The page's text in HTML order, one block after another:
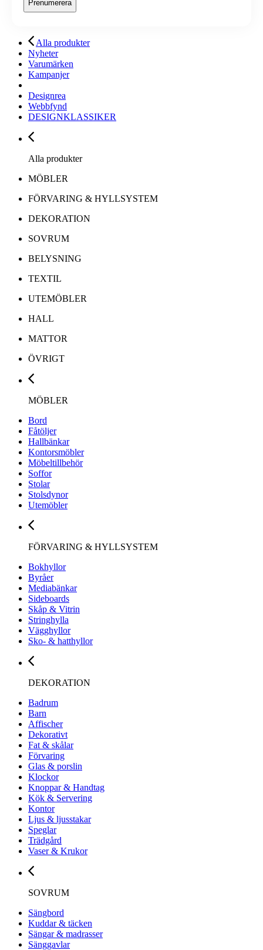
Alla produkter
Nyheter
Varumärken
Kampanjer
Designrea
Webbfynd
DESIGNKLASSIKER
Alla produkter
MÖBLER
FÖRVARING & HYLLSYSTEM
DEKORATION
SOVRUM
BELYSNING
TEXTIL
UTEMÖBLER
HALL
MATTOR
ÖVRIGT
MÖBLER
Bord
Fåtöljer
Hallbänkar
Kontorsmöbler
Möbeltillbehör
Soffor
Stolar
Stolsdynor
Utemöbler
FÖRVARING & HYLLSYSTEM
Bokhyllor
Byråer
Mediabänkar
Sideboards
Skåp & Vitrin
Stringhylla
Vägghyllor
Sko- & hatthyllor
DEKORATION
Badrum
Barn
Affischer
Dekorativt
Fat & skålar
Förvaring
Glas & porslin
Klockor
Knoppar & Handtag
Kök & Servering
Kontor
Ljus & ljusstakar
Speglar
Trädgård
Vaser & Krukor
SOVRUM
Sängbord
Kuddar & täcken
Sängar & madrasser
Sänggavlar